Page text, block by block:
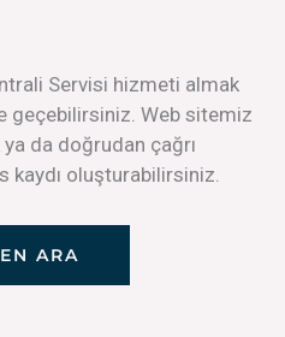
Servisi hizmeti almak
geçebilirsiniz. Web sitemiz
da doğrudan çağrı
kaydı oluşturabilirsiniz.
ARA